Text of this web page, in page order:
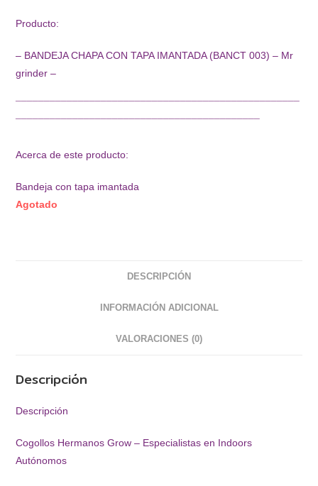
Producto:
– BANDEJA CHAPA CON TAPA IMANTADA (BANCT 003) – Mr
grinder –
¯¯¯¯¯¯¯¯¯¯¯¯¯¯¯¯¯¯¯¯¯¯¯¯¯¯¯¯¯¯¯¯¯¯¯¯¯¯¯¯¯¯¯¯¯¯¯¯¯¯
¯¯¯¯¯¯¯¯¯¯¯¯¯¯¯¯¯¯¯¯¯¯¯¯¯¯¯¯¯¯¯¯¯¯¯¯¯¯¯¯¯¯¯
Acerca de este producto:
Bandeja con tapa imantada
Agotado
DESCRIPCIÓN
INFORMACIÓN ADICIONAL
VALORACIONES (0)
Descripción
Descripción
Cogollos Hermanos Grow – Especialistas en Indoors
Autónomos